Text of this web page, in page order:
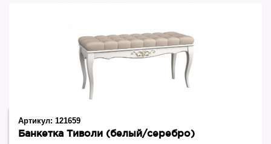
Артикул: 121659
Банкетка Тиволи (белый/серебро)